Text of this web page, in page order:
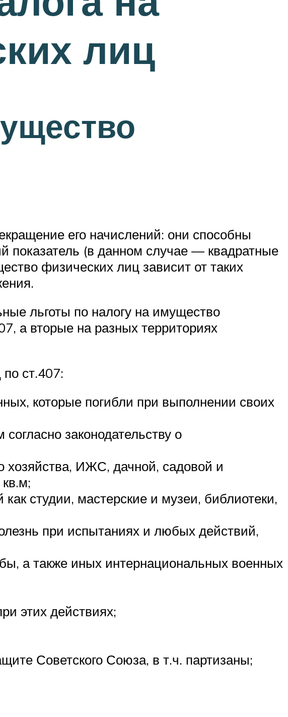
лиц
его начислений: они способны
показатель (в данном случае — квадратные
физических лиц зависит от таких
льготы по налогу на имущество
а вторые на разных территориях
ст.407:
которые погибли при выполнении своих
законодательству о
хозяйства, ИЖС, дачной, садовой и
студии, мастерские и музеи, библиотеки,
при испытаниях и любых действий,
а также иных интернациональных военных
этих действиях;
Советского Союза, в т.ч. партизаны;